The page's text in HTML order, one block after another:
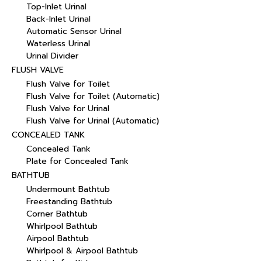
Top-Inlet Urinal
Back-Inlet Urinal
Automatic Sensor Urinal
Waterless Urinal
Urinal Divider
FLUSH VALVE
Flush Valve for Toilet
Flush Valve for Toilet (Automatic)
Flush Valve for Urinal
Flush Valve for Urinal (Automatic)
CONCEALED TANK
Concealed Tank
Plate for Concealed Tank
BATHTUB
Undermount Bathtub
Freestanding Bathtub
Corner Bathtub
Whirlpool Bathtub
Airpool Bathtub
Whirlpool & Airpool Bathtub